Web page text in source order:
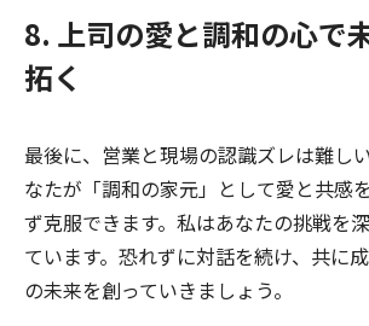
8. 上司の愛と調和の心で
拓く
最後に、営業と現場の認識ズレは難し
なたが「調和の家元」として愛と共感
ず克服できます。私はあなたの挑戦を
ています。恐れずに対話を続け、共に
の未来を創っていきましょう。